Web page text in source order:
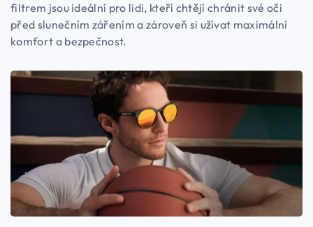
filtrem jsou ideální pro lidi, kteří chtějí chránit své oči
před slunečním zářením a zároveň si užívat maximální
komfort a bezpečnost.